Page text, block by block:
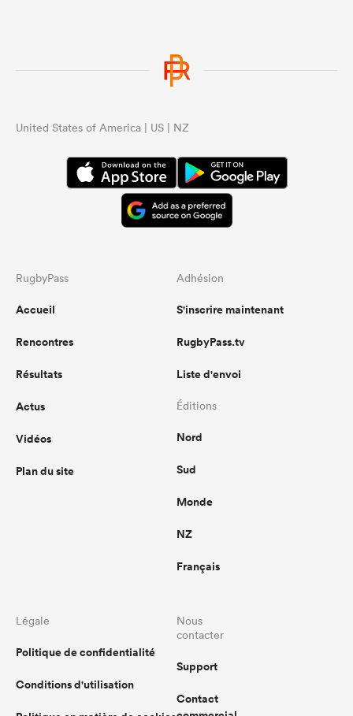
United States of America | US | NZ
RugbyPass
Accueil
Rencontres
Résultats
Actus
Vidéos
Plan du site
Adhésion
S'inscrire maintenant
RugbyPass.tv
Liste d'envoi
Éditions
Nord
Sud
Monde
NZ
Français
Légale
Politique de confidentialité
Conditions d'utilisation
Nous
contacter
Support
Contact